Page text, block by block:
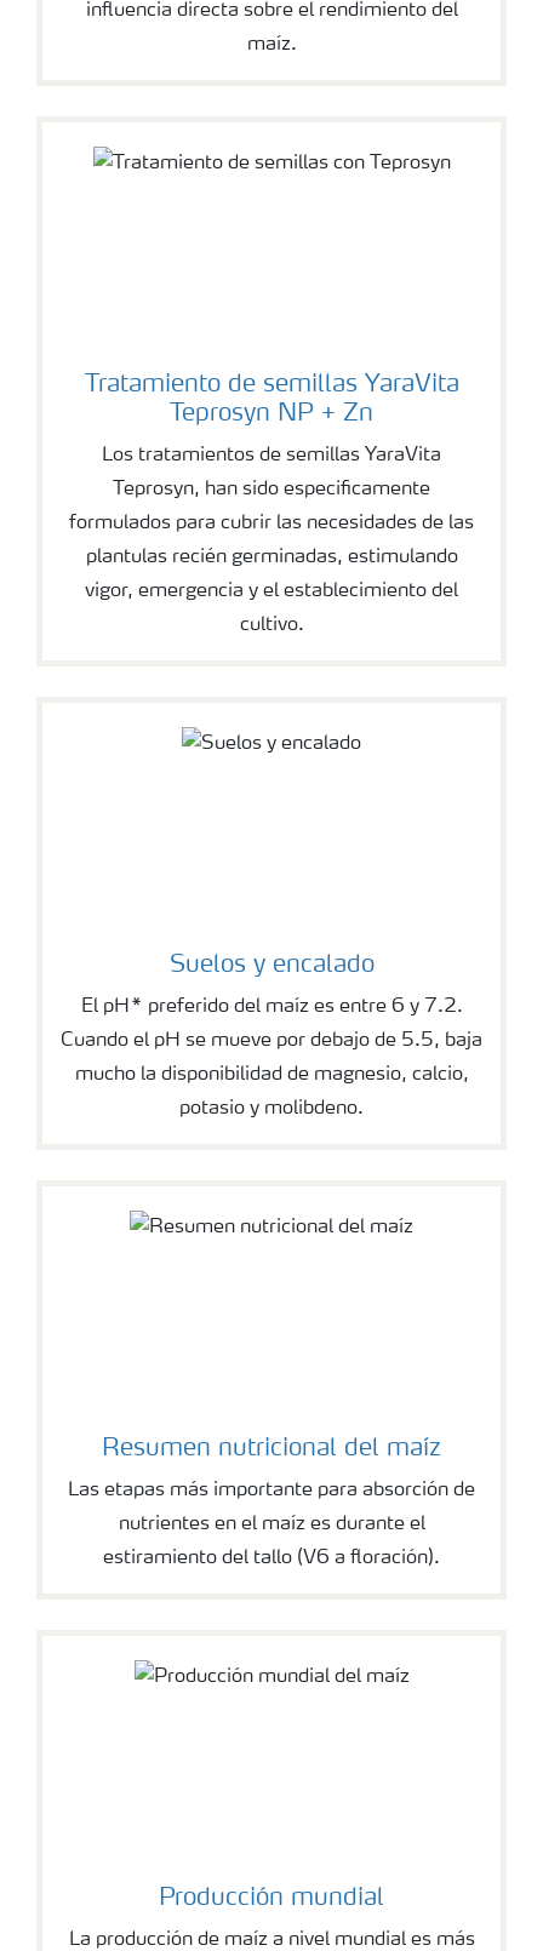
influencia directa sobre el rendimiento del
maíz.
Tratamiento de semillas YaraVita
Teprosyn NP + Zn
Los tratamientos de semillas YaraVita
Teprosyn, han sido especificamente
formulados para cubrir las necesidades de las
plantulas recién germinadas, estimulando
vigor, emergencia y el establecimiento del
cultivo.
Suelos y encalado
El pH* preferido del maíz es entre 6 y 7.2.
Cuando el pH se mueve por debajo de 5.5, baja
mucho la disponibilidad de magnesio, calcio,
potasio y molibdeno.
Resumen nutricional del maíz
Las etapas más importante para absorción de
nutrientes en el maíz es durante el
estiramiento del tallo (V6 a floración).
Producción mundial
La producción de maíz a nivel mundial es más